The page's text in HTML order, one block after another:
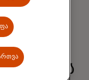
-იანი